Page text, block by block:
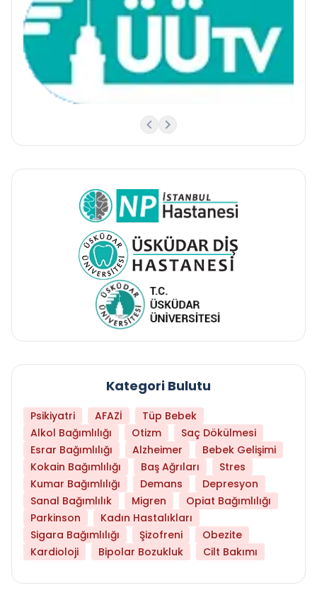
Kategori Bulutu
Psikiyatri AFAZİ
Tüp Bebek
Alkol Bağımlılığı
Otizm
Saç Dökülmesi
Esrar Bağımlılığı
Alzheimer
Bebek Gelişimi
Kokain Bağımlılığı
Baş Ağrıları
Stres
Kumar Bağımlılığı
Demans
Depresyon
Sanal Bağımlılık
Migren
Opiat Bağımlılığı
Parkinson
Kadın Hastalıkları
Sigara Bağımlılığı
Şizofreni
Obezite
Kardioloji
Bipolar Bozukluk Cilt Bakımı